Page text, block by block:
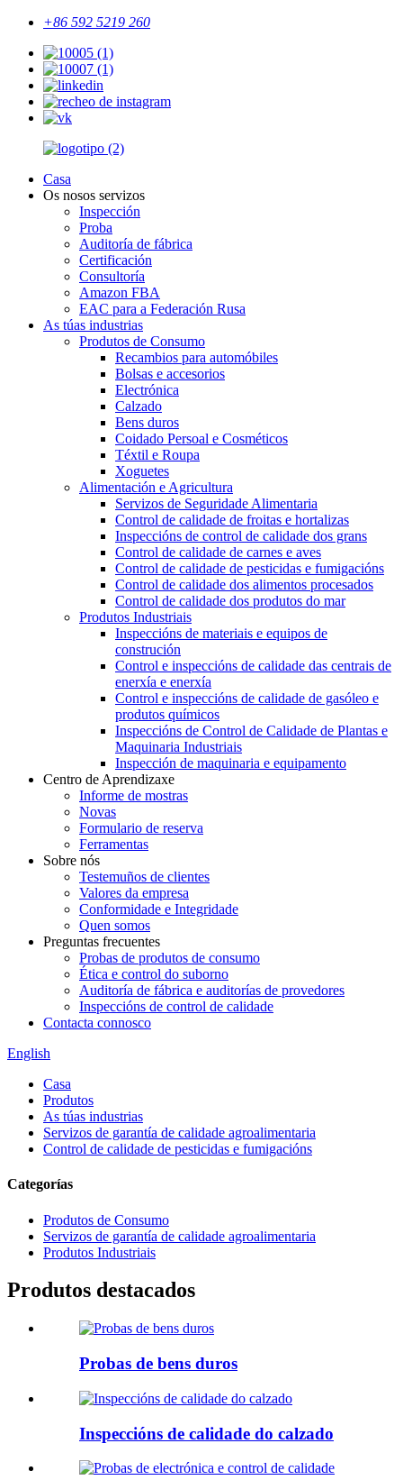
+86 592 5219 260
Casa
Os nosos servizos
Inspección
Proba
Auditoría de fábrica
Certificación
Consultoría
Amazon FBA
EAC para a Federación Rusa
As túas industrias
Produtos de Consumo
Recambios para automóbiles
Bolsas e accesorios
Electrónica
Calzado
Bens duros
Coidado Persoal e Cosméticos
Téxtil e Roupa
Xoguetes
Alimentación e Agricultura
Servizos de Seguridade Alimentaria
Control de calidade de froitas e hortalizas
Inspeccións de control de calidade dos grans
Control de calidade de carnes e aves
Control de calidade de pesticidas e fumigacións
Control de calidade dos alimentos procesados
Control de calidade dos produtos do mar
Produtos Industriais
Inspeccións de materiais e equipos de
construción
Control e inspeccións de calidade das centrais de
enerxía e enerxía
Control e inspeccións de calidade de gasóleo e
produtos químicos
Inspeccións de Control de Calidade de Plantas e
Maquinaria Industriais
Inspección de maquinaria e equipamento
Centro de Aprendizaxe
Informe de mostras
Novas
Formulario de reserva
Ferramentas
Sobre nós
Testemuños de clientes
Valores da empresa
Conformidade e Integridade
Quen somos
Preguntas frecuentes
Probas de produtos de consumo
Ética e control do suborno
Auditoría de fábrica e auditorías de provedores
Inspeccións de control de calidade
Contacta connosco
English
Casa
Produtos
As túas industrias
Servizos de garantía de calidade agroalimentaria
Control de calidade de pesticidas e fumigacións
Categorías
Produtos de Consumo
Servizos de garantía de calidade agroalimentaria
Produtos Industriais
Produtos destacados
Probas de bens duros
Inspeccións de calidade do calzado